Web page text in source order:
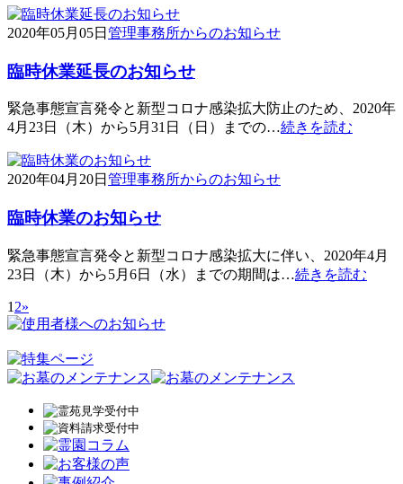
2020年05月05日 管理事務所からのお知らせ
臨時休業延長のお知らせ
緊急事態宣言発令と新型コロナ感染拡大防止のため、2020年
4月23日（木）から5月31日（日）までの…続きを読む
2020年04月20日 管理事務所からのお知らせ
臨時休業のお知らせ
緊急事態宣言発令と新型コロナ感染拡大に伴い、2020年4月
23日（木）から5月6日（水）までの期間は…続きを読む
1 2»